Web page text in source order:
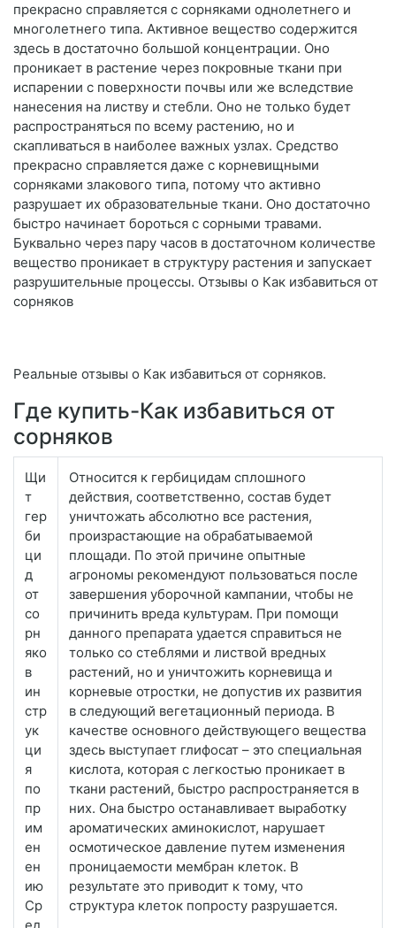
прекрасно справляется с сорняками однолетнего и
многолетнего типа. Активное вещество содержится
здесь в достаточно большой концентрации. Оно
проникает в растение через покровные ткани при
испарении с поверхности почвы или же вследствие
нанесения на листву и стебли. Оно не только будет
распространяться по всему растению, но и
скапливаться в наиболее важных узлах. Средство
прекрасно справляется даже с корневищными
сорняками злакового типа, потому что активно
разрушает их образовательные ткани. Оно достаточно
быстро начинает бороться с сорными травами.
Буквально через пару часов в достаточном количестве
вещество проникает в структуру растения и запускает
разрушительные процессы. Отзывы о Как избавиться от
сорняков
Реальные отзывы о Как избавиться от сорняков.
Где купить-Как избавиться от
сорняков
Щи
т
гер
би
ци
д
от
со
рн
яко
в
ин
стр
ук
ци
я
по
пр
им
ен
ен
ию
Ср
Относится к гербицидам сплошного
действия, соответственно, состав будет
уничтожать абсолютно все растения,
произрастающие на обрабатываемой
площади. По этой причине опытные
агрономы рекомендуют пользоваться после
завершения уборочной кампании, чтобы не
причинить вреда культурам. При помощи
данного препарата удается справиться не
только со стеблями и листвой вредных
растений, но и уничтожить корневища и
корневые отростки, не допустив их развития
в следующий вегетационный периода. В
качестве основного действующего вещества
здесь выступает глифосат – это специальная
кислота, которая с легкостью проникает в
ткани растений, быстро распространяется в
них. Она быстро останавливает выработку
ароматических аминокислот, нарушает
осмотическое давление путем изменения
проницаемости мембран клеток. В
результате это приводит к тому, что
структура клеток попросту разрушается.